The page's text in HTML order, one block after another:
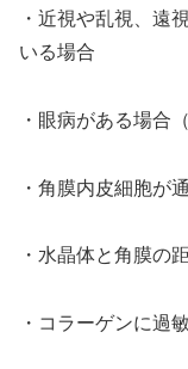
・近視や乱視、遠
いる場合
・眼病がある場合
・角膜内皮細胞が
・水晶体と角膜の
・コラーゲンに過